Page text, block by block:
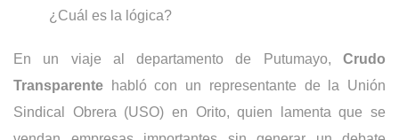
¿Cuál es la lógica?
En un viaje al departamento de Putumayo, Crudo
Transparente habló con un representante de la Unión
Sindical Obrera (USO) en Orito, quien lamenta que se